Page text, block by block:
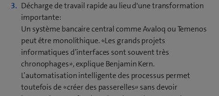
Décharge de travail rapide au lieu d'une transformation
importante:
Un système bancaire central comme Avaloq ou Temenos
peut être monolithique. «Les grands projets
informatiques d’interfaces sont souvent très
chronophages», explique Benjamin Kern.
L’automatisation intelligente des processus permet
toutefois de «créer des passerelles» sans devoir